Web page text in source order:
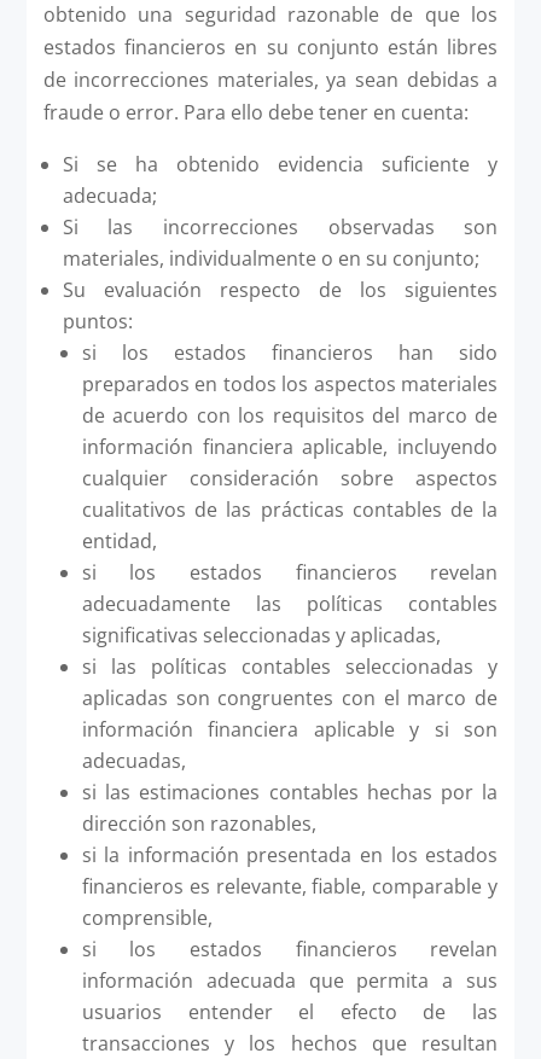
obtenido una seguridad razonable de que los
estados financieros en su conjunto están libres
de incorrecciones materiales, ya sean debidas a
fraude o error. Para ello debe tener en cuenta:
Si se ha obtenido evidencia suficiente y
adecuada;
Si las incorrecciones observadas son
materiales, individualmente o en su conjunto;
Su evaluación respecto de los siguientes
puntos:
si los estados financieros han sido
preparados en todos los aspectos materiales
de acuerdo con los requisitos del marco de
información financiera aplicable, incluyendo
cualquier consideración sobre aspectos
cualitativos de las prácticas contables de la
entidad,
si los estados financieros revelan
adecuadamente las políticas contables
significativas seleccionadas y aplicadas,
si las políticas contables seleccionadas y
aplicadas son congruentes con el marco de
información financiera aplicable y si son
adecuadas,
si las estimaciones contables hechas por la
dirección son razonables,
si la información presentada en los estados
financieros es relevante, fiable, comparable y
comprensible,
si los estados financieros revelan
información adecuada que permita a sus
usuarios entender el efecto de las
transacciones y los hechos que resultan